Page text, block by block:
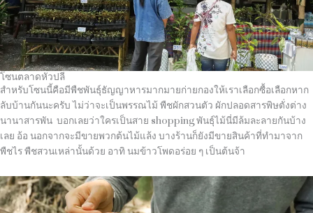
โซนตลาดหัวปลี
สำหรับโซนนี้คือมีพืชพันธุ์ธัญญาหารมากมายก่ายกองให้เราเลือกซื้อเลือกหาก
ลับบ้านกันนะครับ ไม่ว่าจะเป็นพรรณไม้ พืชผักสวนตัว ผักปลอดสารพิษตั่งต่าง
นานาสารพัน บอกเลยว่าใครเป็นสาย shoppingพันธุ์ไม้นี่มีล้มละลายกันบ้าง
เลย อ้อ นอกจากจะมีขายพวกต้นไม้แล้ง บางร้านก็ยังมีขายสินค้าที่ทำมาจาก
พืชไร พืชสวนเหล่านั้นด้วย อาทิ นมข้าวโพดอร่อย ๆ เป็นต้นจ้า